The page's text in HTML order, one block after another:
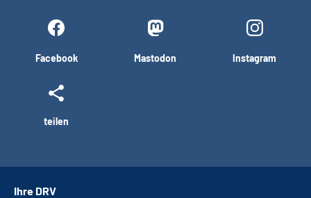
Facebook Mastodon Instagram
teilen
Ihre DRV